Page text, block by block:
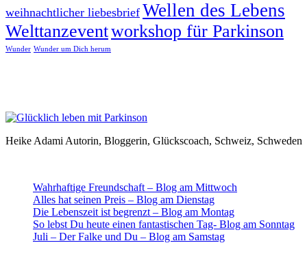
weihnachtlicher liebesbrief Wellen des Lebens
Welttanzeventworkshop für Parkinson
Wunder Wunder um Dich herum
Heike Adami Autorin, Bloggerin, Glückscoach, Schweiz, Schweden
Wahrhaftige Freundschaft – Blog am Mittwoch
Alles hat seinen Preis – Blog am Dienstag
Die Lebenszeit ist begrenzt – Blog am Montag
So lebst Du heute einen fantastischen Tag- Blog am Sonntag
Juli – Der Falke und Du – Blog am Samstag